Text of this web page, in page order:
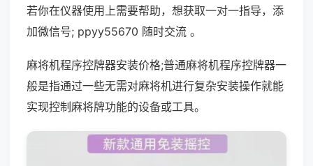
若你在仪器使用上需要帮助，想获取一对一指导，添
加微信号; ppyy55670 随时交流 。
麻将机程序控牌器安装价格;普通麻将机程序控牌器一
般是指通过一些无需对麻将机进行复杂安装操作就能
实现控制麻将牌功能的设备或工具。